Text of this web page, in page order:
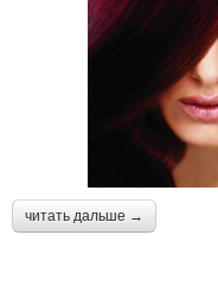
читать дальше →